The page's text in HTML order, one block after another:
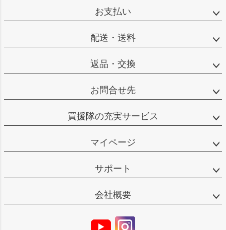
お支払い
配送・送料
返品・交換
お問合せ先
買援隊の充実サービス
マイページ
サポート
会社概要